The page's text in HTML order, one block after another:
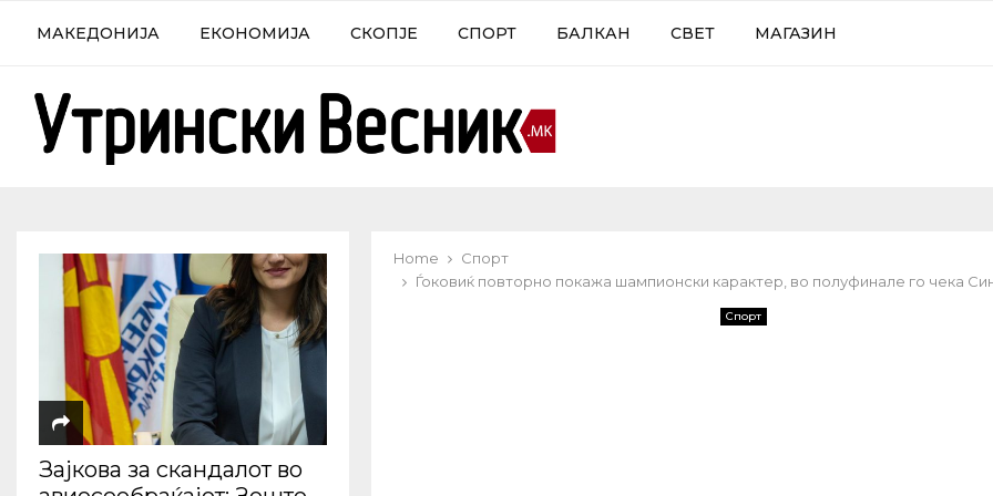
МАКЕДОНИЈА ЕКОНОМИЈА СКОПЈЕ СПОРТ БАЛКАН СВЕТ МАГАЗИН
Home
Спорт
Ѓоковиќ повторно покажа шампионски карактер, во полуфинале го чека
Спорт
Зајкова за скандалот во